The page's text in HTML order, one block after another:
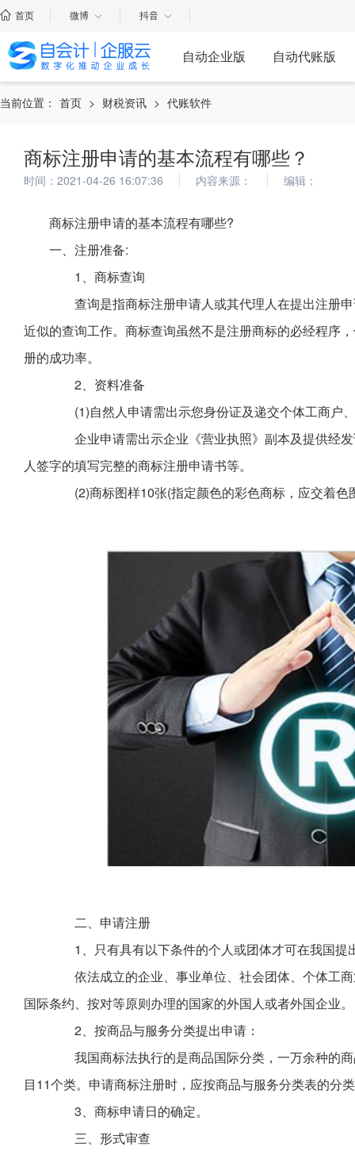
首页 微博 抖音
自动企业版 自动代账版
当前位置： 首页 > 财税资讯 > 代账软件
商标注册申请的基本流程有哪些？
时间：2021-04-26 16:07:36 内容来源： 编辑：
商标注册申请的基本流程有哪些?
一、注册准备:
1、商标查询
查询是指商标注册申请人或其代理人在提出注册申
近似的查询工作。商标查询虽然不是注册商标的必经程序
册的成功率。
2、资料准备
(1)自然人申请需出示您身份证及递交个体工商户
企业申请需出示企业《营业执照》副本及提供经发
人签字的填写完整的商标注册申请书等。
(2)商标图样10张(指定颜色的彩色商标，应交着色
二、申请注册
1、只有具有以下条件的个人或团体才可在我国提
依法成立的企业、事业单位、社会团体、个体工商
国际条约、按对等原则办理的国家的外国人或者外国企业。
2、按商品与服务分类提出申请：
我国商标法执行的是商品国际分类，一万余种的
目11个类。申请商标注册时，应按商品与服务分类表的分
3、商标申请日的确定。
三、形式审查